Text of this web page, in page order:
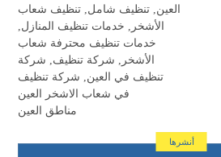
العين, تنظيف شامل, تنظيف شعاب
الأشخر , خدمات تنظيف المنازل,
خدمات تنظيف محترفة شعاب
الأشخر , شركة تنظيف, شركة
تنظيف في العين, شركة تنظيف
في شعاب الاشخر العين
مناطق العين